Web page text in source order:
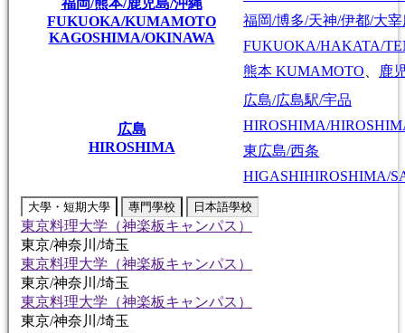
福岡/熊本/鹿児島/沖縄
FUKUOKA/KUMAMOTO
KAGOSHIMA/OKINAWA
福岡/博多/天神/伊都/大宰
FUKUOKA/HAKATA/
熊本 KUMAMOTO 鹿
広島
HIROSHIMA
広島/広島駅/宇品
HIROSHIMA/
東広島/西条
HIGASHIHIROSHIMA/
大學・短期大學 專門學校 日本語學校
東京料理大学（神楽板キャンパス）
東京/神奈川/埼玉
東京料理大学（神楽板キャンパス）
東京/神奈川/埼玉
東京料理大学（神楽板キャンパス）
東京/神奈川/埼玉